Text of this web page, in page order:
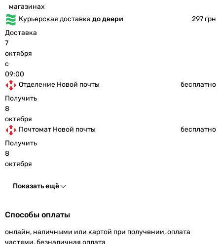
магазинах
Курьерская доставка до двери
297 грн
Доставка
7
октября
с
09:00
Отделение Новой почты
бесплатно
Получить
8
октября
Почтомат Новой почты
бесплатно
Получить
8
октября
Показать ещё
Способы оплаты
онлайн, наличными или картой при получении, оплата
частями, безналичная оплата